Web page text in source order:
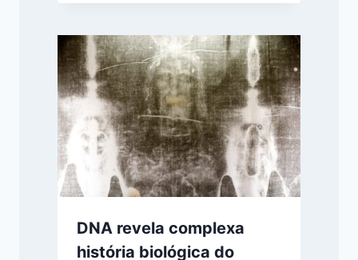
DNA revela complexa
história biológica do